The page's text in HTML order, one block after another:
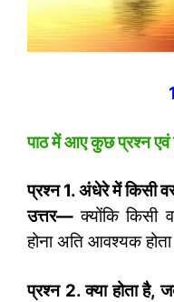
पाठ में आए कुछ प्रश्न
प्रश्न1.अंधेरे में किसी
उत्तर— क्योंकि
होना अति आवश्यक
प्रश्न 2.क्या होता है,